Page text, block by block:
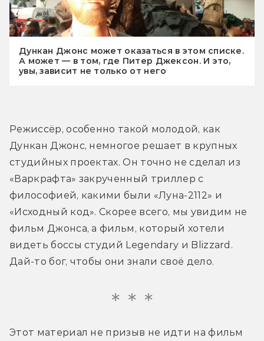
Дункан Джонс может оказаться в этом списке.
А может — в том, где Питер Джексон. И это,
увы, зависит не только от него
Режиссёр, особенно такой молодой, как
Дункан Джонс, немногое решает в крупных
студийных проектах. Он точно не сделал из
«Варкрафта» закрученный триллер с
философией, какими были «Луна-2112» и
«Исходный код». Скорее всего, мы увидим не
фильм Джонса, а фильм, который хотели
видеть боссы студий Legendary и Blizzard.
Дай-то бог, чтобы они знали своё дело.
Этот материал не призыв не идти на фильм